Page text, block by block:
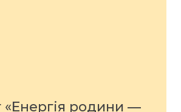
«Енергія родини —